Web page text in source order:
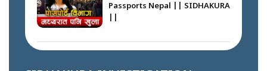
प्रहरी ? Police repeatedly fail to
Passports Nepal || SIDHAKURA